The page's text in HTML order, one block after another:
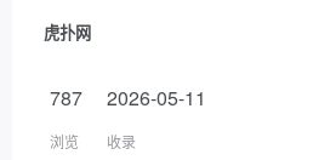
虎扑网
787
浏览
2026-05-11
收录